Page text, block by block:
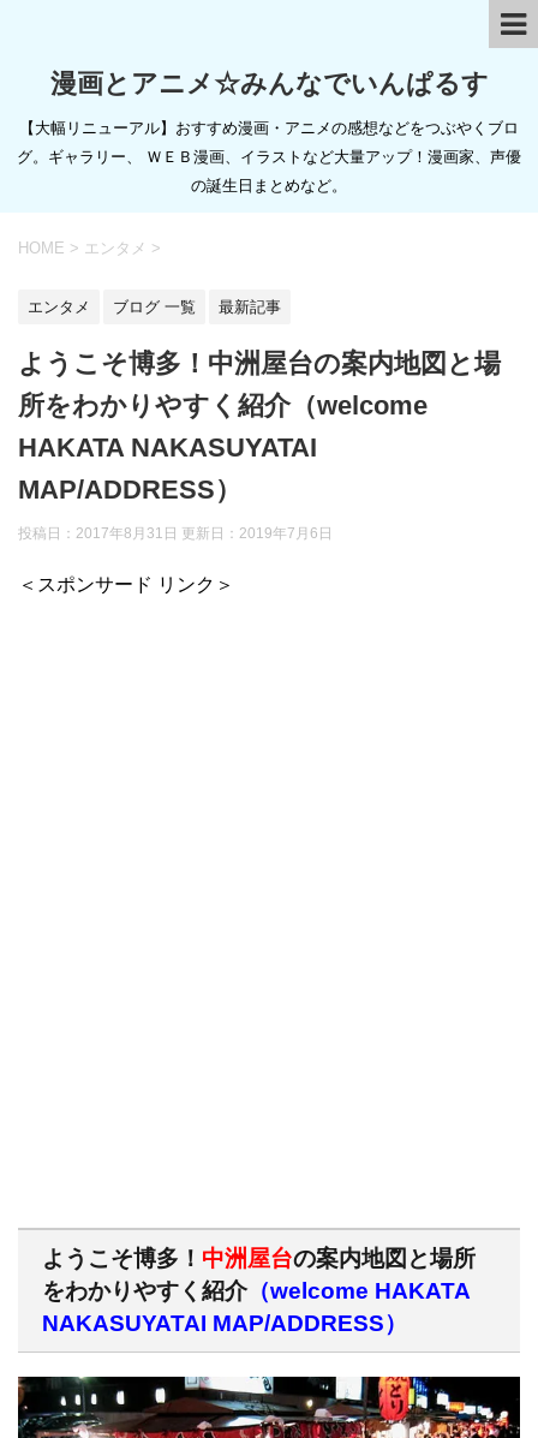
漫画とアニメ☆みんなでいんぱるす
【大幅リニューアル】おすすめ漫画・アニメの感想などをつぶやくブロ
グ。ギャラリー、 ＷＥＢ漫画、イラストなど大量アップ！漫画家、声優
の誕生日まとめなど。
HOME > エンタメ >
エンタメ ブログ 一覧 最新記事
ようこそ博多！中洲屋台の案内地図と場
所をわかりやすく紹介（welcome
HAKATA NAKASUYATAI
MAP/ADDRESS）
投稿日：2017年8月31日 更新日： 2019年7月6日
＜スポンサード リンク＞
ようこそ博多！ 中洲屋台の案内地図と場所
をわかりやすく紹介（welcome HAKATA
NAKASUYATAI MAP/ADDRESS）